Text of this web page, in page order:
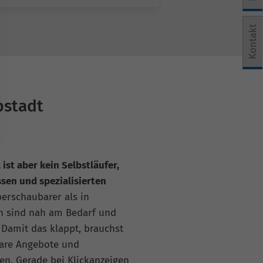
ist aber kein Selbstläufer,
und spezialisierten
als in
sind nah am Bedarf und
das klappt, brauchst
Angebote und
Gerade bei Klickanzeigen
Kontakt
erteilt werden kann. Die erste Service-